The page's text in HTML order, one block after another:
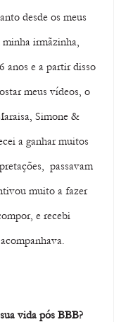
desde os meus
irmãzinha,
anos e a partir disso
meus vídeos, o
Simone &
a ganhar muitos
passavam
muito a fazer
e recebi
vida pós BBB?